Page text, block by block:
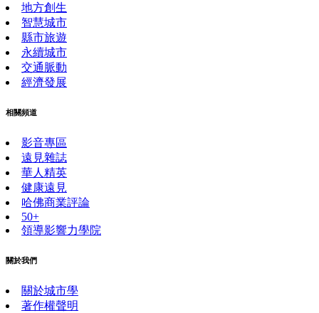
地方創生
智慧城市
縣市旅遊
永續城市
交通脈動
經濟發展
相關頻道
影音專區
遠見雜誌
華人精英
健康遠見
哈佛商業評論
50+
領導影響力學院
關於我們
關於城市學
著作權聲明